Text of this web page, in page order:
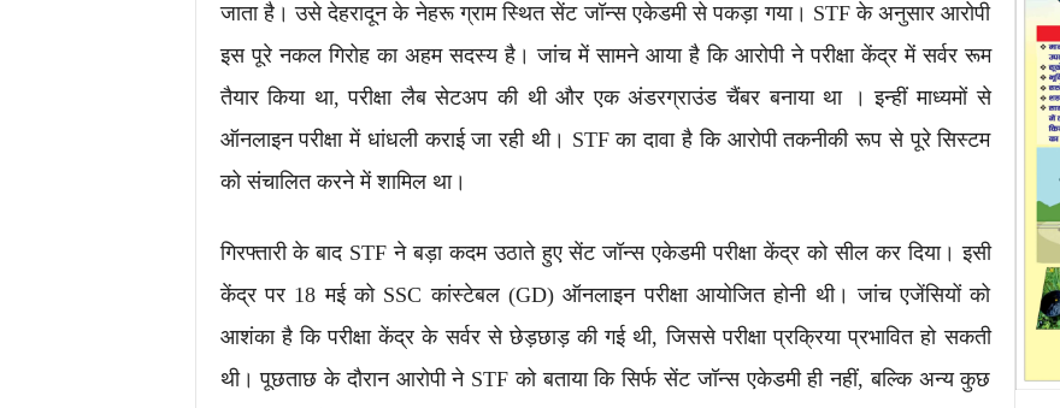
जाता है। उसे देहरादून के नेहरू ग्राम स्थित सेंट जॉन्स एकेडमी से पकड़ा गया। STF के अनुसार आरोपी
इस पूरे नकल गिरोह का अहम सदस्य है। जांच में सामने आया है कि आरोपी ने परीक्षा केंद्र में सर्वर रूम
तैयार किया था, परीक्षा लैब सेटअप की थी और एक अंडरग्राउंड चैंबर बनाया था । इन्हीं माध्यमों से
ऑनलाइन परीक्षा में धांधली कराई जा रही थी। STF का दावा है कि आरोपी तकनीकी रूप से पूरे सिस्टम
को संचालित करने में शामिल था।
गिरफ्तारी के बाद STF ने बड़ा कदम उठाते हुए सेंट जॉन्स एकेडमी परीक्षा केंद्र को सील कर दिया। इसी
केंद्र पर 18 मई को SSC कांस्टेबल (GD) ऑनलाइन परीक्षा आयोजित होनी थी। जांच एजेंसियों को
आशंका है कि परीक्षा केंद्र के सर्वर से छेड़छाड़ की गई थी, जिससे परीक्षा प्रक्रिया प्रभावित हो सकती
थी। पूछताछ के दौरान आरोपी ने STF को बताया कि सिर्फ सेंट जॉन्स एकेडमी ही नहीं, बल्कि अन्य कुछ